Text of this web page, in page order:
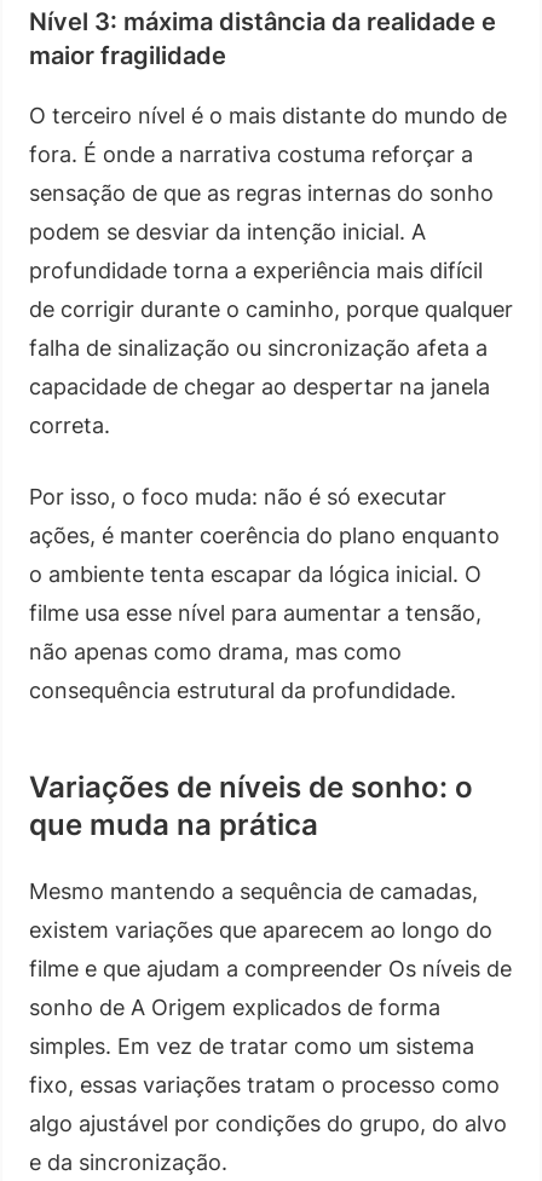
Nível 3: máxima distância da realidade e
maior fragilidade
O terceiro nível é o mais distante do mundo de
fora. É onde a narrativa costuma reforçar a
sensação de que as regras internas do sonho
podem se desviar da intenção inicial. A
profundidade torna a experiência mais difícil
de corrigir durante o caminho, porque qualquer
falha de sinalização ou sincronização afeta a
capacidade de chegar ao despertar na janela
correta.
Por isso, o foco muda: não é só executar
ações, é manter coerência do plano enquanto
o ambiente tenta escapar da lógica inicial. O
filme usa esse nível para aumentar a tensão,
não apenas como drama, mas como
consequência estrutural da profundidade.
Variações de níveis de sonho: o
que muda na prática
Mesmo mantendo a sequência de camadas,
existem variações que aparecem ao longo do
filme e que ajudam a compreender Os níveis de
sonho de A Origem explicados de forma
simples. Em vez de tratar como um sistema
fixo, essas variações tratam o processo como
algo ajustável por condições do grupo, do alvo
e da sincronização.